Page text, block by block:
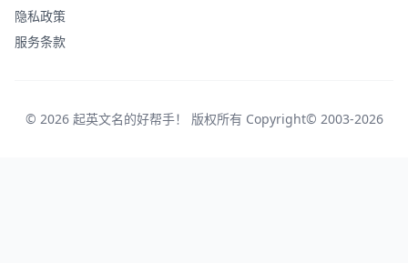
隐私政策
服务条款
© 2026 起英文名的好帮手！ 版权所有 Copyright© 2003-2026